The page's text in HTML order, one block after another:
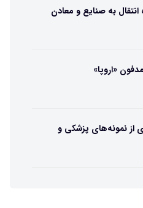
انتقال به صنایع و معادن
«اروپا»
از نمونه‌های پزشکی و